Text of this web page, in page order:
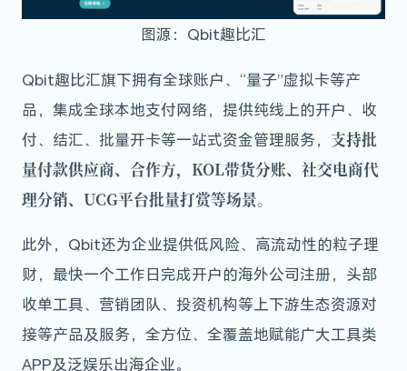
图源：Qbit趣比汇
Qbit趣比汇旗下拥有全球账户、“量子”虚拟卡等产
品，集成全球本地支付网络，提供纯线上的开户、收
付、结汇、批量开卡等一站式资金管理服务， 支持批
量付款供应商、合作方，KOL带货分账、社交电商代
理分销、UCG平台批量打赏等场景。
此外，Qbit还为企业提供低风险、高流动性的粒子理
财，最快一个工作日完成开户的海外公司注册，头部
收单工具、营销团队、投资机构等上下游生态资源对
接等产品及服务，全方位、全覆盖地赋能广大工具类
APP及泛娱乐出海企业。